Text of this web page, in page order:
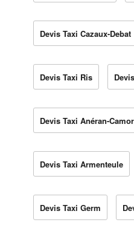
Devis Taxi Cazaux-Debat
Devis Taxi Ris
Devis Taxi Anéran-
Devis Taxi Armenteule
Devis Taxi Germ